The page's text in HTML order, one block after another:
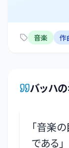
音楽 作
バッハ
「音楽
である 」